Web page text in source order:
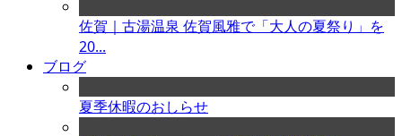
佐賀｜古湯温泉 佐賀風雅で「大人の夏祭り」を
20...
ブログ
夏季休暇のおしらせ